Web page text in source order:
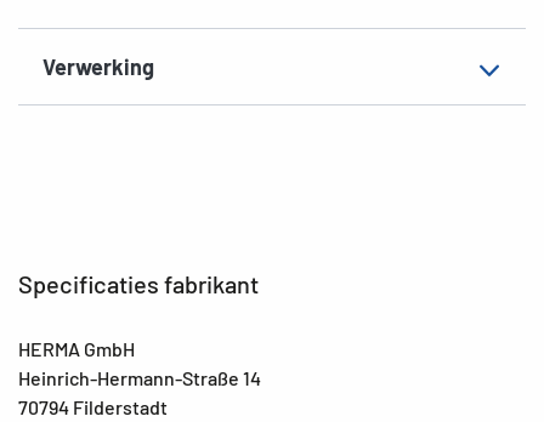
Verwerking
Specificaties fabrikant
HERMA GmbH
Heinrich-Hermann-Straße 14
70794 Filderstadt